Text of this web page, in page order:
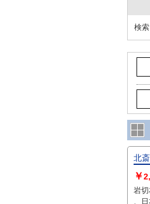
検索
北
￥
岩
、